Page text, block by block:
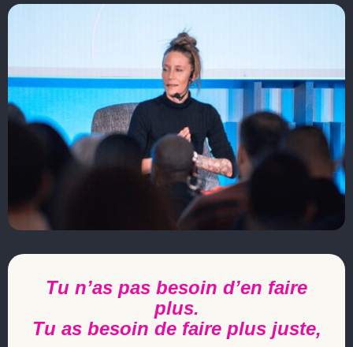
Tu n’as pas besoin d’en faire
plus.
Tu as besoin de faire plus juste,